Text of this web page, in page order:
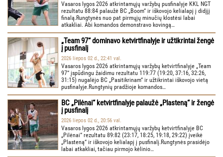
Vasaros lygos 2026 atkrintamųjų varžybų pusfinalyje KKL NGT
rezultatu 88:84 palaužė BC „Boom“ ir iškovojo kelialapį į didįjį
finalą.Rungtynės nuo pat pirmųjų minučių klostėsi labai
atkakliai. Abi komandos demonstravo kovingą…
„Team 97“ dominavo ketvirtfinalyje ir užtikrintai žengė
į pusfinalį
2026 liepos 02 d., 22:41 val.
Vasaros lygos 2026 atkrintamųjų varžybų ketvirtfinalyje „Team
97“ įspūdingu žaidimu rezultatu 119:77 (19:20, 37:16, 32:26,
31:15) nugalėjo BC „Pasitikrinam“ ir užtikrintai iškovojo vietą
pusfinalyje.Rungtynių pradžioje komandos…
BC „Pilėnai“ ketvirtfinalyje palaužė „Plasteną“ ir žengė
į pusfinalį
2026 liepos 02 d., 20:56 val.
Vasaros lygos 2026 atkrintamųjų varžybų ketvirtfinalyje BC
„Pilėnai“ rezultatu 89:82 (23:17, 18:25, 19:18, 29:22) įveikė
„Plasteną“ ir iškovojo kelialapį į pusfinalį.Rungtynės prasidėjo
labai atkakliai, tačiau pirmojo kėlinio…